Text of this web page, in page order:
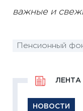
важные и
Пенсионный
НОВОСТИ
ЛЕНТА